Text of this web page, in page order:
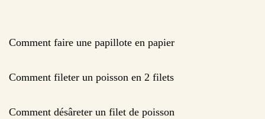
Comment faire une papillote en papier
Comment fileter un poisson en 2 filets
Comment désâreter un filet de poisson